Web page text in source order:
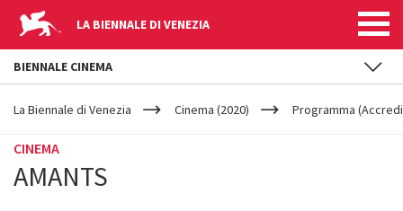
LA BIENNALE DI VENEZIA
YOUR
ARE
La Biennale di Venezia Cinema (2020) Programma
CINEMA
AMANTS
BIENNALE CINEMA